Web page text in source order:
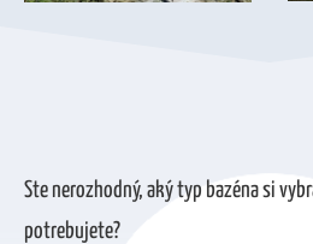
Ste nerozhodný, aký typ bazéna si
potrebujete?